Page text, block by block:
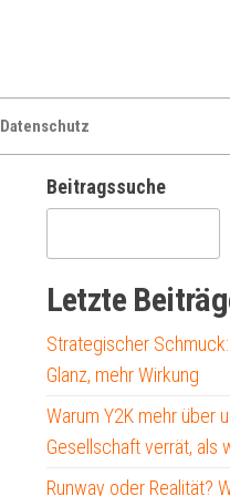
Datenschutz
Beitragssuche
Letzte
Strategischer
Glanz, mehr Wirkung
Warum Y2K mehr über
Gesellschaft verrät, als
Runway oder Realität?